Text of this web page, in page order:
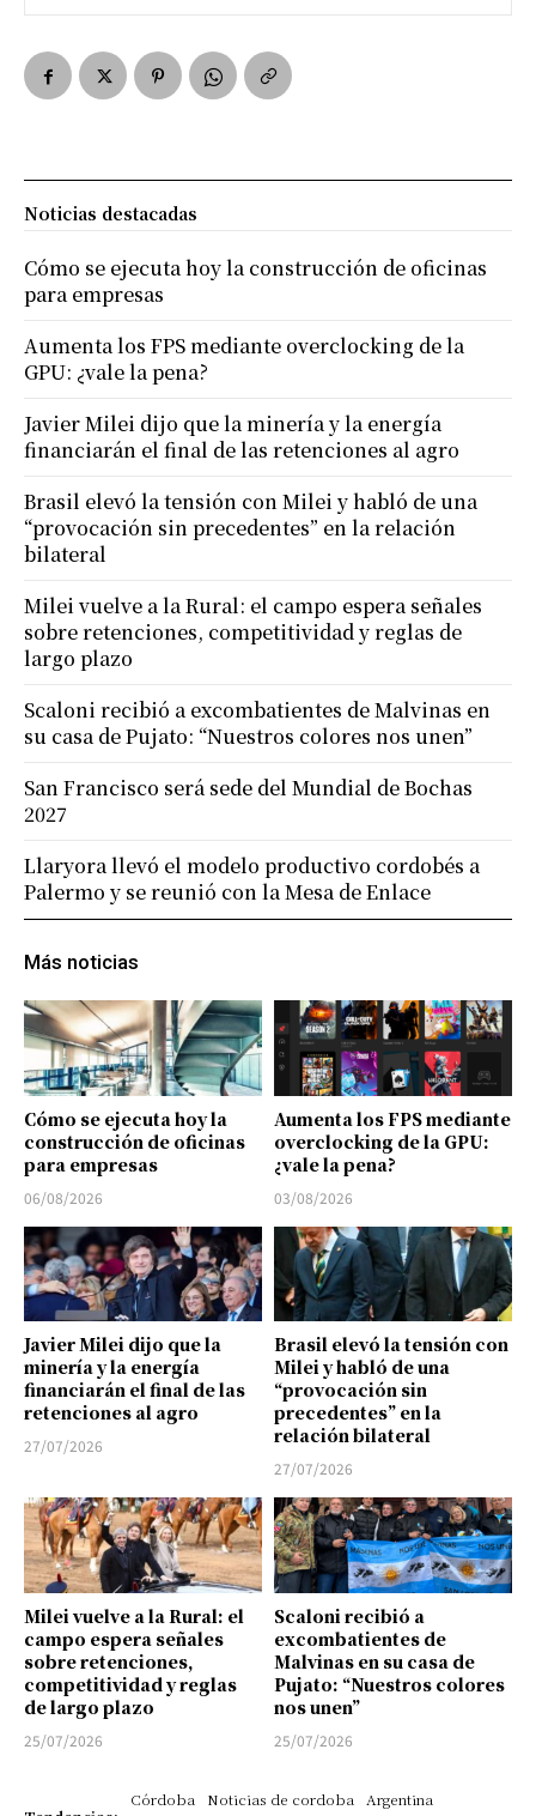
Más noticias
Cómo se ejecuta hoy la
construcción de oficinas
para empresas
06/08/2026
Aumenta los FPS mediante
overclocking de la GPU:
¿vale la pena?
03/08/2026
Javier Milei dijo que la
minería y la energía
financiarán el final de las
retenciones al agro
27/07/2026
Brasil elevó la tensión con
Milei y habló de una
“provocación sin
precedentes” en la
relación bilateral
27/07/2026
Milei vuelve a la Rural: el
campo espera señales
sobre retenciones,
competitividad y reglas
de largo plazo
25/07/2026
Scaloni recibió a
excombatientes de
Malvinas en su casa de
Pujato: “Nuestros colores
nos unen”
25/07/2026
Córdoba Noticias de cordoba Argentina
Noticias destacadas
Cómo se ejecuta hoy la construcción de oficinas
para empresas
Aumenta los FPS mediante overclocking de la
GPU: ¿vale la pena?
Javier Milei dijo que la minería y la energía
financiarán el final de las retenciones al agro
Brasil elevó la tensión con Milei y habló de una
“provocación sin precedentes” en la relación
bilateral
Milei vuelve a la Rural: el campo espera señales
sobre retenciones, competitividad y reglas de
largo plazo
Scaloni recibió a excombatientes de Malvinas en
su casa de Pujato: “Nuestros colores nos unen”
San Francisco será sede del Mundial de Bochas
2027
Llaryora llevó el modelo productivo cordobés a
Palermo y se reunió con la Mesa de Enlace